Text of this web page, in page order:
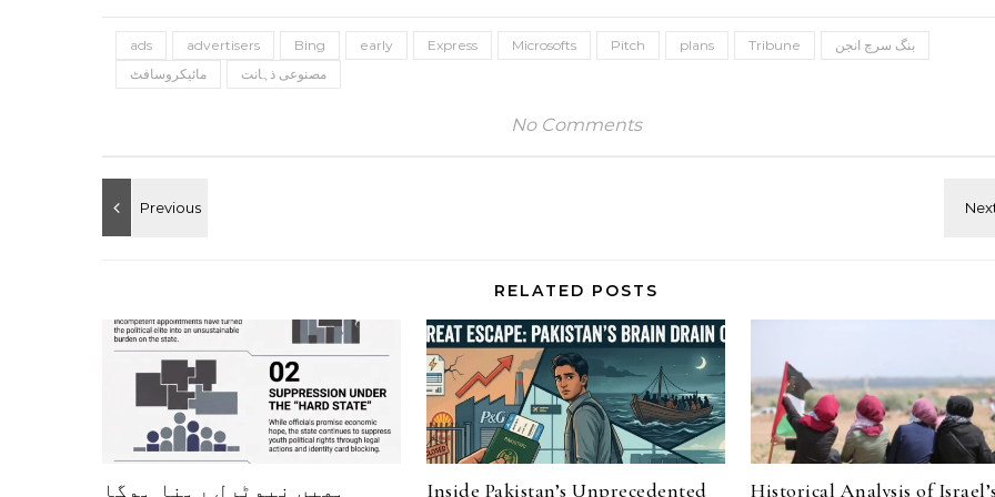
ads advertisers Bing early Express Microsofts Pitch plans Tribune
بنگ سرچ انجن
مائیکروسافٹ
مصنوعی ذہانت
No Comments
RELATED POSTS
ہمیں نیوٹرل رہنا ہوگا Inside Pakistan’s Unprecedented Historical Analysis of